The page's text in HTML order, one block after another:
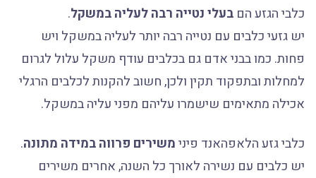
כלבי הגזע הם בעלי נטייה רבה לעליה במשקל.
יש גזעי כלבים עם נטייה רבה יותר לעליה במשקל ויש
פחות. כמו בבני אדם גם בכלבים עודף משקל עלול לגרום
למחלות ובתפקוד תקין ולכן, חשוב להקנות לכלבים הרגלי
אכילה מתאימים שישמרו עליהם מפני עליה במשקל.
כלבי גזע הלאפהאנד פינימשירים פרווה במידה מתונה.
יש כלבים עם נשירה לאורך כל השנה, אחרים משירים